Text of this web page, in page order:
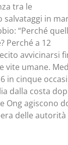
tra le
salvataggi in
“Perché
Perché a 12
avvicinarsi
vite umane.
in cinque
dalla costa
Ong agiscono
delle autorità